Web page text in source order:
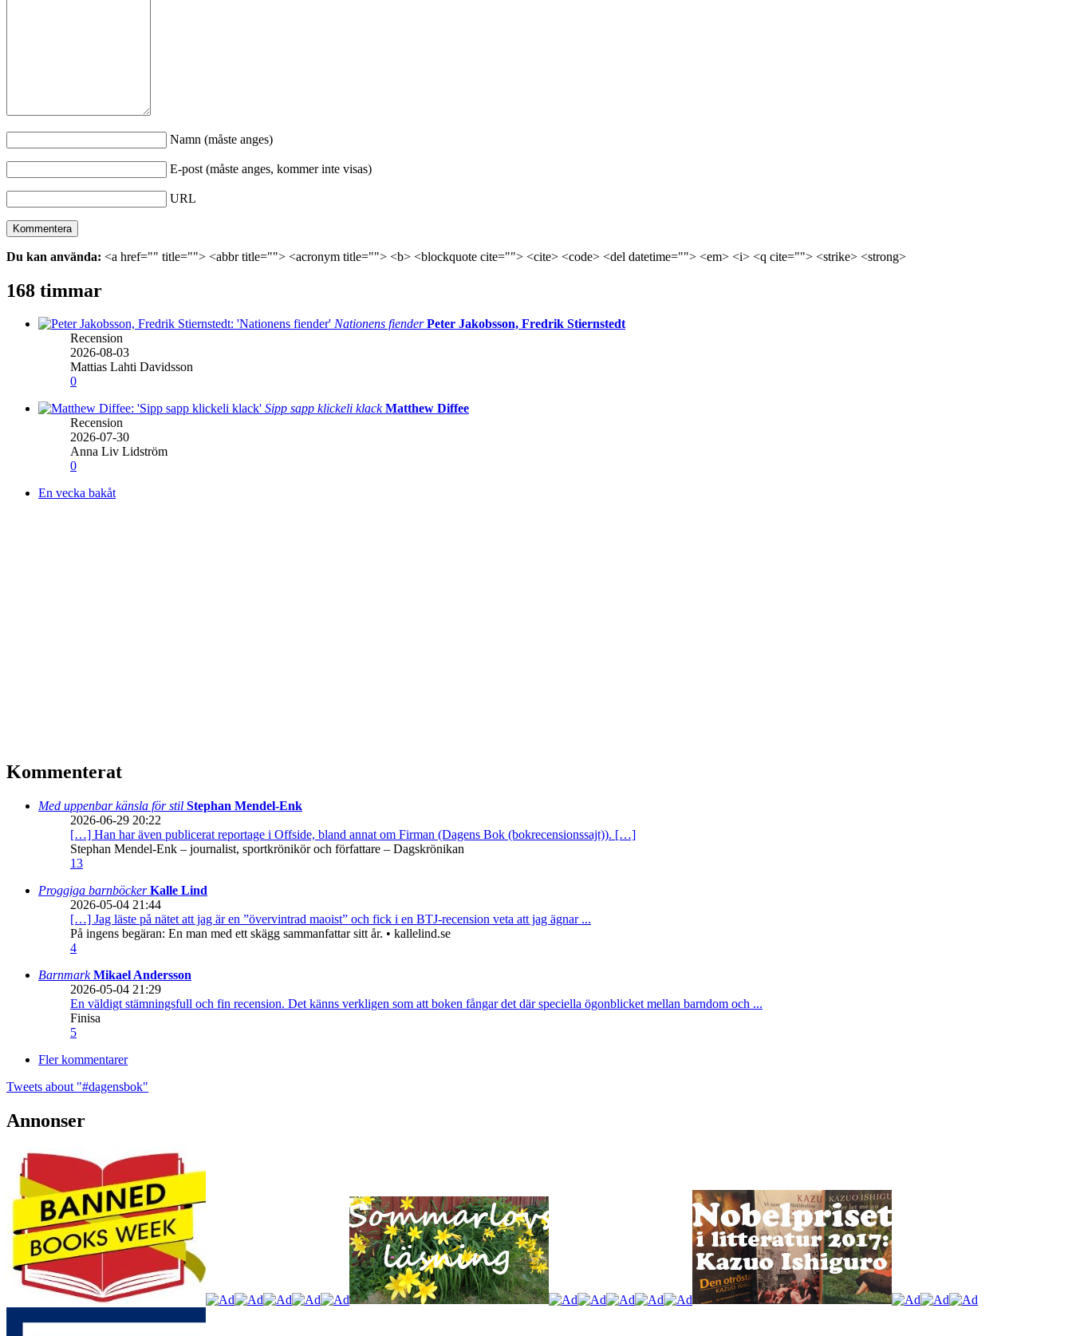
Namn (måste anges)
E-post (måste anges, kommer inte visas)
URL
Du kan använda: <a href="" title=""> <abbr title=""> <acronym title=""> <b> <blockquote cite=""> <cite> <code> <del datetime=""> <em> <i> <q cite=""> <strike> <strong>
168 timmar
Nationens fiender Peter Jakobsson, Fredrik Stiernstedt
Recension
2026-08-03
Mattias Lahti Davidsson
0
Sipp sapp klickeli klack Matthew Diffee
Recension
2026-07-30
Anna Liv Lidström
0
En vecka bakåt
Kommenterat
Med uppenbar känsla för stil Stephan Mendel-Enk
2026-06-29 20:22
[…] Han har även publicerat reportage i Offside, bland annat om Firman (Dagens Bok (bokrecensionssajt)). […]
Stephan Mendel-Enk – journalist, sportkrönikör och författare – Dagskrönikan
13
Proggiga barnböckerKalle Lind
2026-05-04 21:44
[…] Jag läste på nätet att jag är en ”övervintrad maoist” och fick i en BTJ-recension veta att jag ägnar ...
På ingens begäran: En man med ett skägg sammanfattar sitt år. • kallelind.se
4
BarnmarkMikael Andersson
2026-05-04 21:29
En väldigt stämningsfull och fin recension. Det känns verkligen som att boken fångar det där speciella ögonblicket mellan barndom och ...
Finisa
5
Fler kommentarer
Tweets about "#dagensbok"
Annonser